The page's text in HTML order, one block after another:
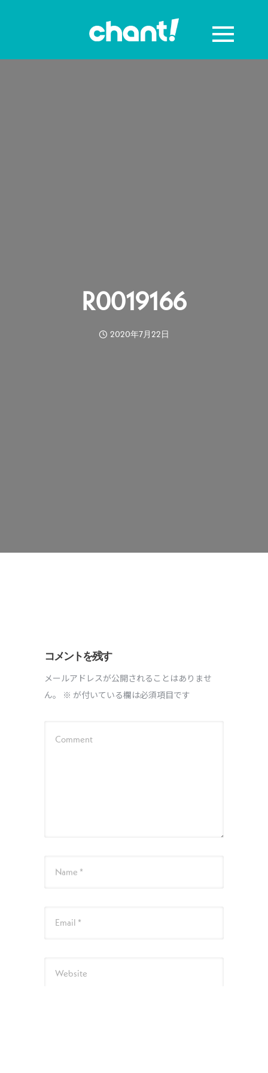
R0019166
2020年7月22日
コメントを残す
メールアドレスが公開されることはありませ
ん。
※ が付いている欄は必須項目です
Comment
Name *
Email *
Website